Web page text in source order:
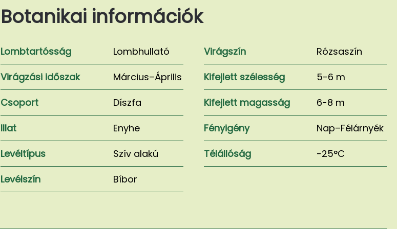
Botanikai információk
Lombtartósság
Lombhullató
Virágzási időszak
Március–Április
Csoport
Díszfa
Illat
Enyhe
Levéltípus
Szív alakú
Levélszín
Bíbor
Virágszín
Rózsaszín
Kifejlett szélesség
5-6 m
Kifejlett magasság
6-8 m
Fényigény
Nap–Félárnyék
Télállóság
-25°C